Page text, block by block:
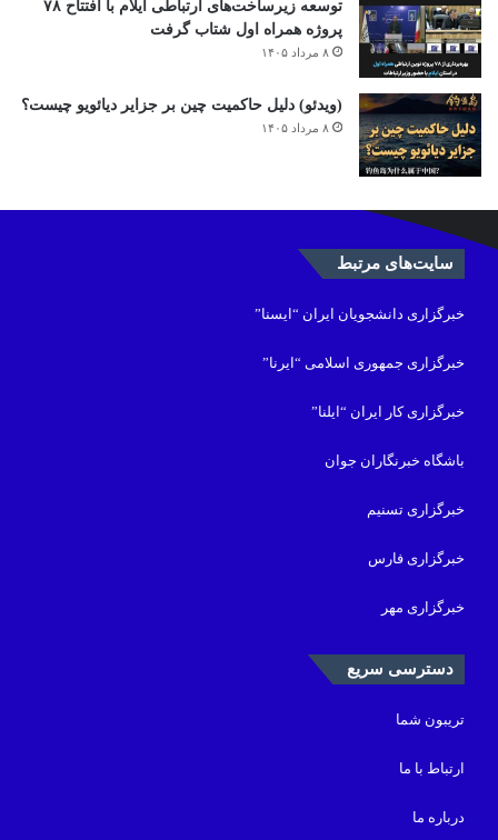
توسعه زیرساخت‌های ارتباطی ایلام با افتتاح ۷۸
پروژه همراه اول شتاب گرفت
۸ مرداد ۱۴۰۵
(ویدئو) دلیل حاکمیت چین بر جزایر دیائویو چیست؟
۸ مرداد ۱۴۰۵
سایت‌های مرتبط
خبرگزاری دانشجویان ایران “ایسنا”
خبرگزاری جمهوری اسلامی “ایرنا”
خبرگزاری کار ایران “ایلنا”
باشگاه خبرنگاران جوان
خبرگزاری تسنیم
خبرگزاری فارس
خبرگزاری مهر
دسترسی سریع
تریبون شما
ارتباط با ما
درباره ما